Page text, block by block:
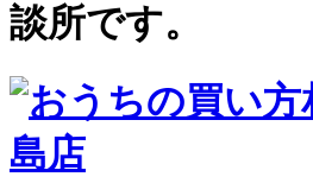
談所です。